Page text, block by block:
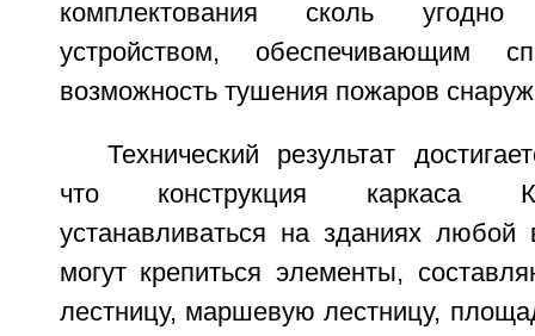
комплектования сколь
устройством, обеспечивающим
возможность тушения пожаров
Технический результат
что конструкция каркаса
устанавливаться на зданиях
могут крепиться элементы,
лестницу, маршевую лестницу,